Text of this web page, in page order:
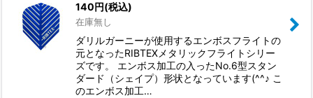
140 円(税込)
在庫無し
ダリルガーニーが使用するエンボスフライトの
元となったRIBTEXメタリックフライトシリー
ズです。 エンボス加工の入ったNo.6型スタン
ダード（シェイプ）形状となっています(^^♪ こ
のエンボス加工…